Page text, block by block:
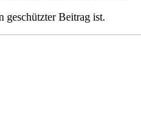
geschützter Beitrag ist.